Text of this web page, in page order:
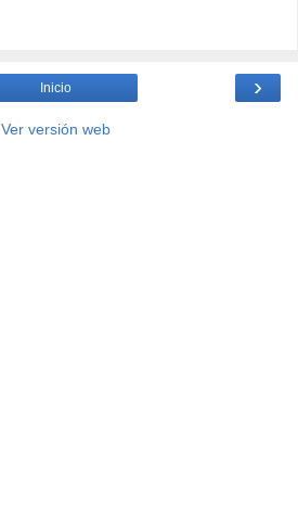
›
Inicio
Ver versión web